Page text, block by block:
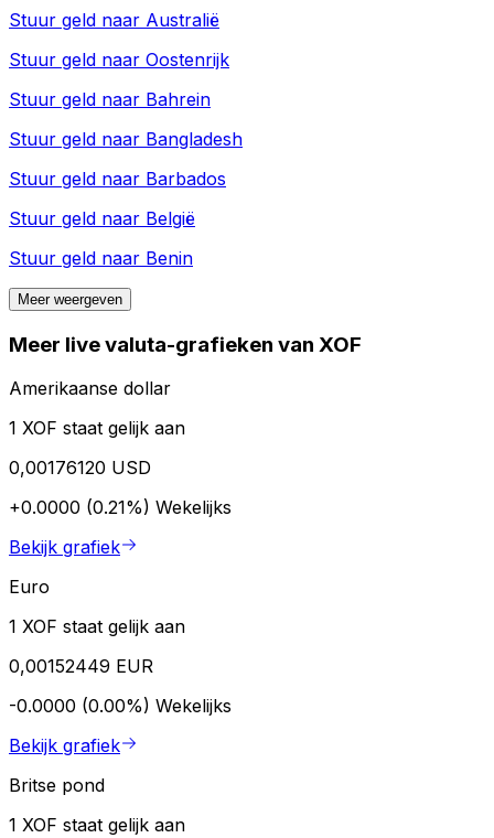
Stuur geld naar Australië
Stuur geld naar Oostenrijk
Stuur geld naar Bahrein
Stuur geld naar Bangladesh
Stuur geld naar Barbados
Stuur geld naar België
Stuur geld naar Benin
Meer weergeven
Meer live valuta-grafieken van XOF
Amerikaanse dollar
1 XOF staat gelijk aan
0,00176120 USD
+0.0000 (0.21%) Wekelijks
Bekijk grafiek
Euro
1 XOF staat gelijk aan
0,00152449 EUR
-0.0000 (0.00%) Wekelijks
Bekijk grafiek
Britse pond
1 XOF staat gelijk aan